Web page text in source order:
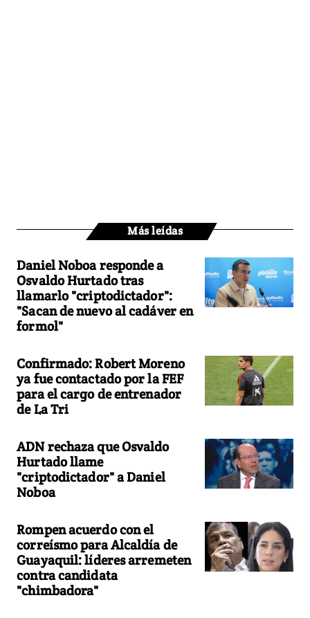
Más leídas
Daniel Noboa responde a
Osvaldo Hurtado tras
llamarlo "criptodictador":
"Sacan de nuevo al cadáver en
formol"
Confirmado: Robert Moreno
ya fue contactado por la FEF
para el cargo de entrenador
de La Tri
ADN rechaza que Osvaldo
Hurtado llame
"criptodictador" a Daniel
Noboa
Rompen acuerdo con el
correísmo para Alcaldía de
Guayaquil: líderes arremeten
contra candidata
"chimbadora"